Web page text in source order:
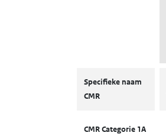
Specifieke naam
CMR
CMR Categorie 1A